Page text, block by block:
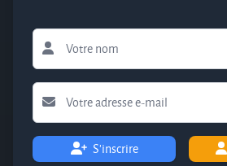
S'inscrire